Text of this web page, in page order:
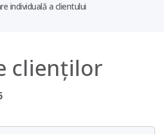
individuală a clientului
clienților